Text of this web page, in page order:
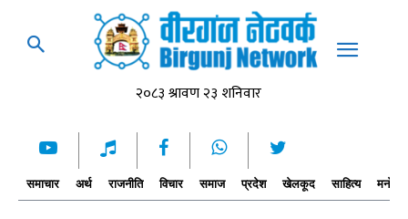
समाचार अर्थ राजनीति विचार समाज प्रदेश खेलकूद साहित्य